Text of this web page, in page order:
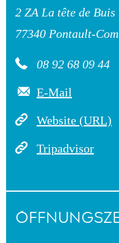
2 ZA La tête de Buis
77340 Pontault-
08 92 68 09 44
E-Mail
Website (URL)
Tripadvisor